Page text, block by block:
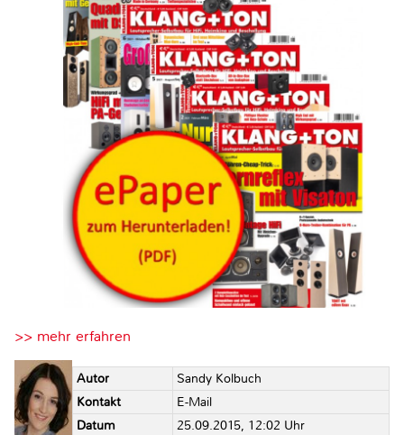
>> mehr erfahren
Autor
Sandy Kolbuch
Kontakt
E-Mail
Datum
25.09.2015, 12:02 Uhr